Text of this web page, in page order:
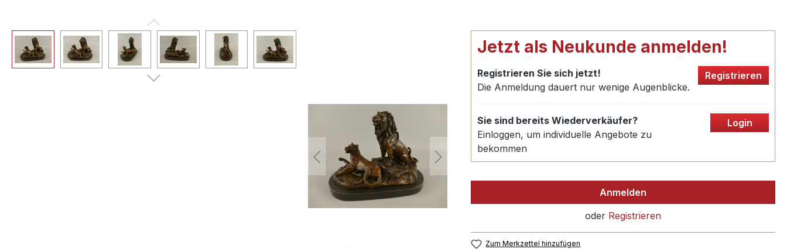
Jetzt als Neukunde anmelden!
Registrieren Sie sich jetzt!
Die Anmeldung dauert nur wenige Augenblicke.
Registrieren
Sie sind bereits Wiederverkäufer?
Einloggen, um individuelle Angebote zu
bekommen
Login
Anmelden
oder Registrieren
Zum Merkzettel hinzufügen